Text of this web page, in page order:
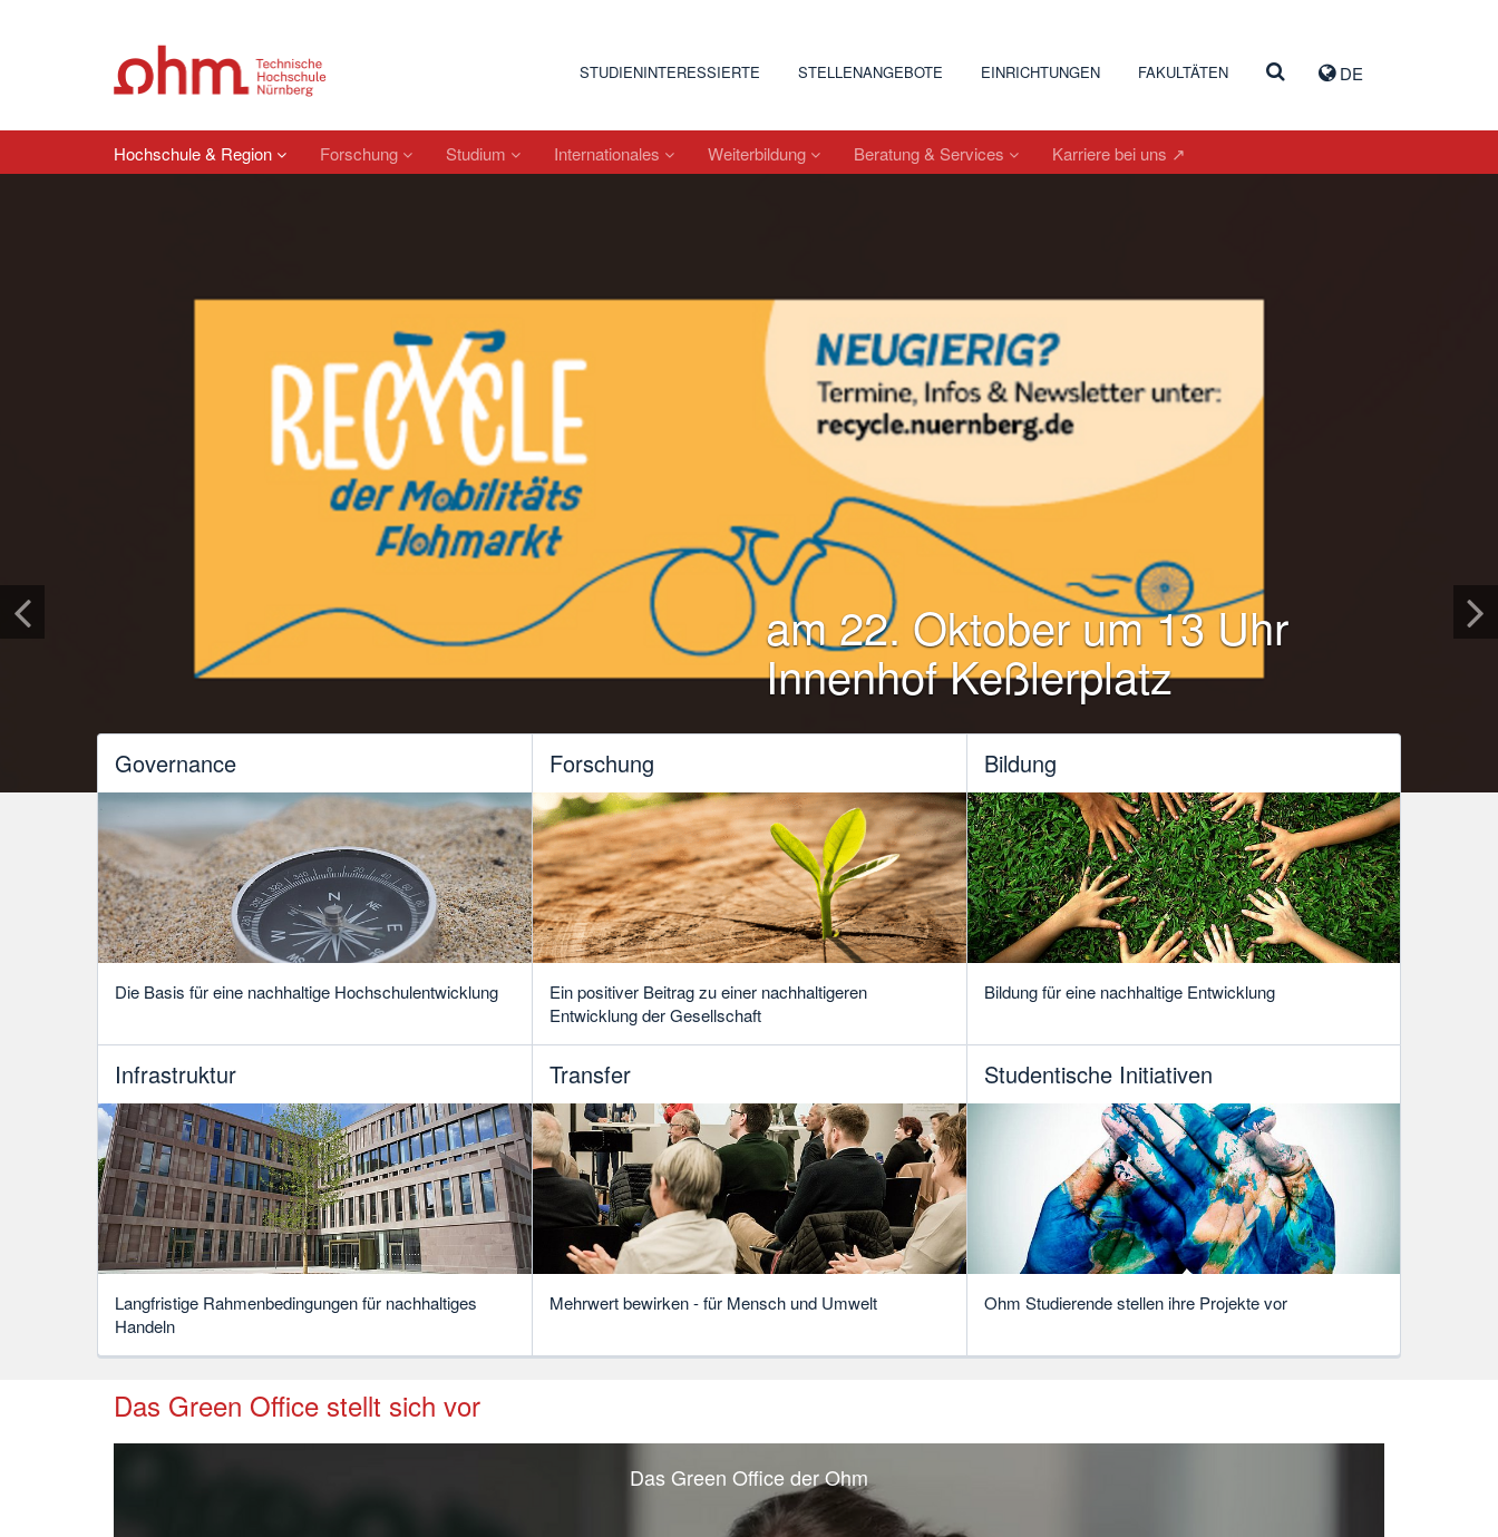
DE
STUDIENINTERESSIERTE STELLENANGEBOTE EINRICHTUNGEN FAKULTÄTEN
Hochschule & Region Forschung Studium Internationales Weiterbildung Beratung & Services Karriere bei uns ↗
am 22. Oktober um 13 Uhr
Innenhof Keßlerplatz
Governance
Die Basis für eine nachhaltige Hochschulentwicklung
Forschung
Ein positiver Beitrag zu einer nachhaltigeren
Entwicklung der Gesellschaft
Bildung
Bildung für eine nachhaltige Entwicklung
Infrastruktur
Langfristige Rahmenbedingungen für nachhaltiges
Handeln
Transfer
Mehrwert bewirken - für Mensch und Umwelt
Studentische Initiativen
Ohm Studierende stellen ihre Projekte vor
Das Green Office stellt sich vor
Das Green Office der Ohm